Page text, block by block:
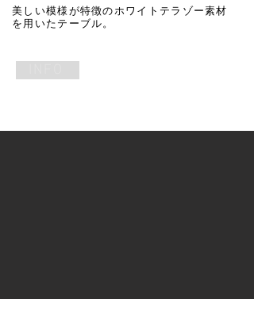
美しい模様が特徴のホワイトテラゾー素材
を用いたテーブル。